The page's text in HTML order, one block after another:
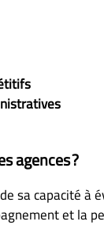
agences ?
sa capacité à
et la